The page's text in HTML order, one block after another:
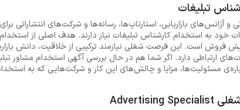
تبلیغات
و آژانس‌های بازاریابی، استارتاپ‌ها، رسانه‌ها و شرکت‌های انتشاراتی
به استخدام کارشناس تبلیغات نیاز دارند. هدف اصلی از استخدام
فروش است. این فرصت شغلی نیازمند ترکیبی از خلاقیت، دانش
ارتباطی دارد. اگر شما هم در حال بررسی آگهی استخدام مشاور
مسئولیت‌ها، مزایا و چالش‌های این کار و شرکت‌هایی که به استخدام